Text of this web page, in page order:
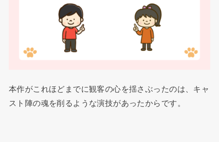
本作がこれほどまでに観客の心を揺さぶったのは、キャ
スト陣の魂を削るような演技があったからです。